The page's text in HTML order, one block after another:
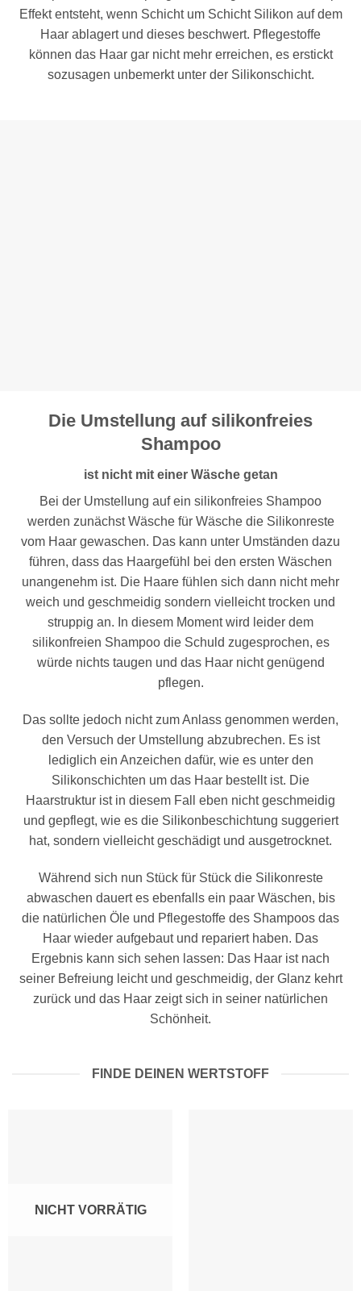
Effekt entsteht, wenn Schicht um Schicht Silikon auf dem
Haar ablagert und dieses beschwert. Pflegestoffe
können das Haar gar nicht mehr erreichen, es erstickt
sozusagen unbemerkt unter der Silikonschicht.
Die Umstellung auf silikonfreies
Shampoo
ist nicht mit einer Wäsche getan
Bei der Umstellung auf ein silikonfreies Shampoo
werden zunächst Wäsche für Wäsche die Silikonreste
vom Haar gewaschen. Das kann unter Umständen dazu
führen, dass das Haargefühl bei den ersten Wäschen
unangenehm ist. Die Haare fühlen sich dann nicht mehr
weich und geschmeidig sondern vielleicht trocken und
struppig an. In diesem Moment wird leider dem
silikonfreien Shampoo die Schuld zugesprochen, es
würde nichts taugen und das Haar nicht genügend
pflegen.
Das sollte jedoch nicht zum Anlass genommen werden,
den Versuch der Umstellung abzubrechen. Es ist
lediglich ein Anzeichen dafür, wie es unter den
Silikonschichten um das Haar bestellt ist. Die
Haarstruktur ist in diesem Fall eben nicht geschmeidig
und gepflegt, wie es die Silikonbeschichtung suggeriert
hat, sondern vielleicht geschädigt und ausgetrocknet.
Während sich nun Stück für Stück die Silikonreste
abwaschen dauert es ebenfalls ein paar Wäschen, bis
die natürlichen Öle und Pflegestoffe des Shampoos das
Haar wieder aufgebaut und repariert haben. Das
Ergebnis kann sich sehen lassen: Das Haar ist nach
seiner Befreiung leicht und geschmeidig, der Glanz kehrt
zurück und das Haar zeigt sich in seiner natürlichen
Schönheit.
FINDE DEINEN WERTSTOFF
NICHT VORRÄTIG